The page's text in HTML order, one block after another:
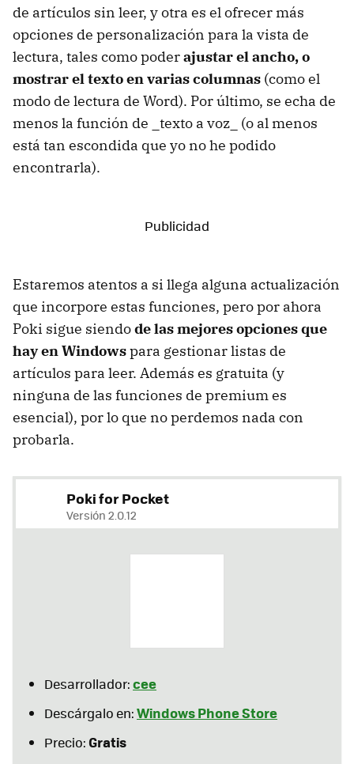
de artículos sin leer, y otra es el ofrecer más
opciones de personalización para la vista de
lectura, tales como poderajustar el ancho, o
mostrar el texto en varias columnas (como el
modo de lectura de Word). Por último, se echa de
menos la función de _texto a voz_ (o al menos
está tan escondida que yo no he podido
encontrarla).
Estaremos atentos a si llega alguna actualización
que incorpore estas funciones, pero por ahora
Poki sigue siendode las mejores opciones que
hay en Windowspara gestionar listas de
artículos para leer. Además es gratuita (y
ninguna de las funciones de premium es
esencial), por lo que no perdemos nada con
probarla.
Poki for Pocket
Versión 2.0.12
Desarrollador:cee
Descárgalo en:Windows Phone Store
Precio:Gratis